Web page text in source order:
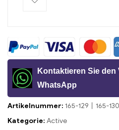
Kontaktieren Sie den
WhatsApp
Artikelnummer: 165-129丨165-130
Kategorie: Active